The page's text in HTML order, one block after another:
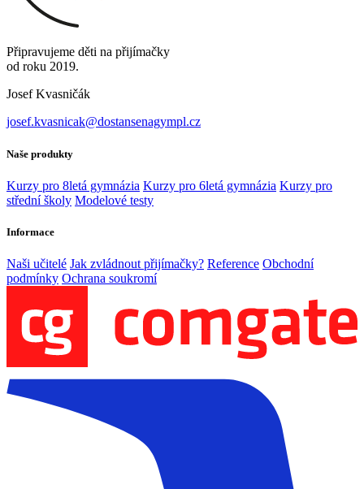
Připravujeme děti na přijímačky
od roku 2019.
Josef Kvasničák
josef.kvasnicak@dostansenagympl.cz
Naše produkty
Kurzy pro 8letá gymnázia Kurzy pro 6letá gymnázia Kurzy pro
střední školy Modelové testy
Informace
Naši učitelé Jak zvládnout přijímačky? Reference Obchodní
podmínky Ochrana soukromí